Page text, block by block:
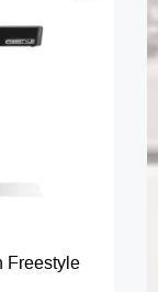
Freestyle